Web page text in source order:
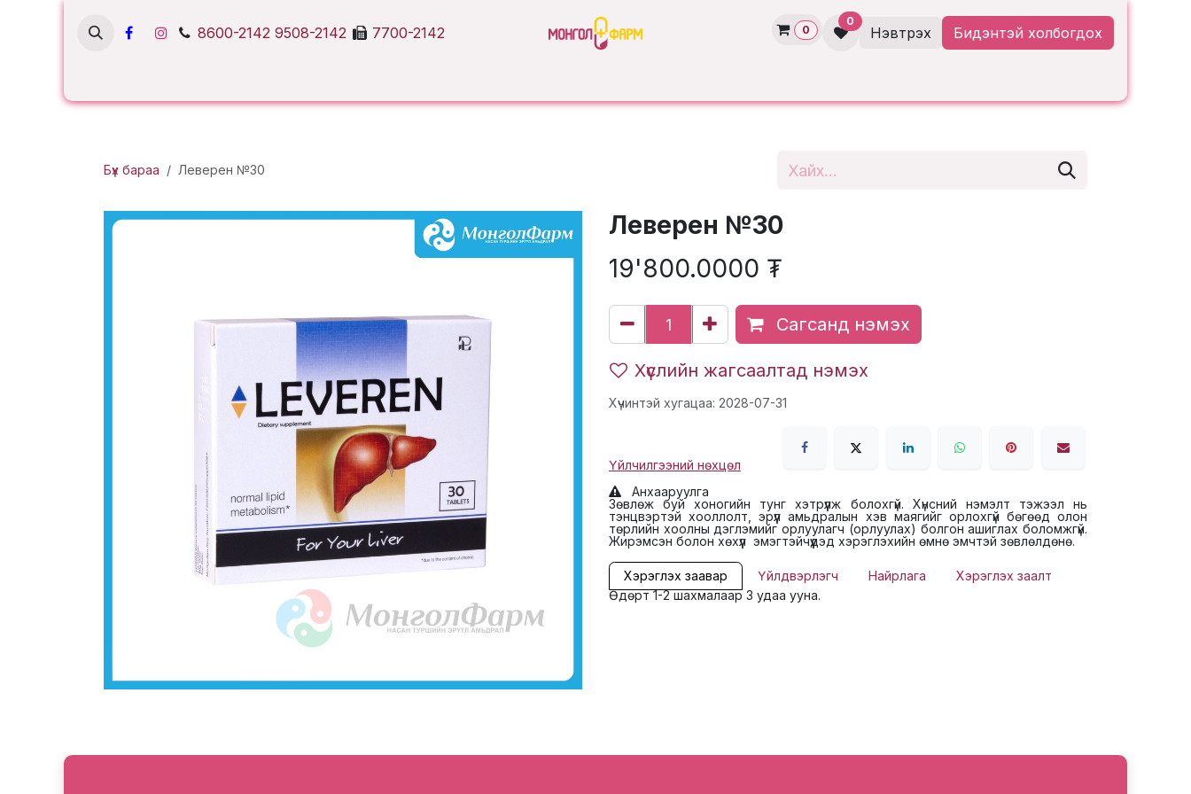
8600-2142 9508-2142 7700-2142 0
0
Нэвтрэх Бидэнтэй холбогдох
Бүх бараа Леверен №30
Леверен №30
19'800.0000 ₮
Сагсанд нэмэх
Хүслийн жагсаалтад нэмэх
Хүчинтэй хугацаа: 2028-07-31
Үйлчилгээний нөхцөл
Анхааруулга
Зөвлөж буй хоногийн тунг хэтрүүлж болохгүй. Хүнсний нэмэлт тэжээл нь
тэнцвэртэй хооллолт, эрүүл амьдралын хэв маягийг орлохгүй бөгөөд олон
төрлийн хоолны дэглэмийг орлуулагч (орлуулах) болгон ашиглах боломжгүй.
Жирэмсэн болон хөхүүл эмэгтэйчүүдэд хэрэглэхийн өмнө эмчтэй зөвлөлдөнө.
Хэрэглэх заавар Үйлдвэрлэгч Найрлага
Хэрэглэх заалт
Өдөрт 1-2 шахмалаар 3 удаа ууна.